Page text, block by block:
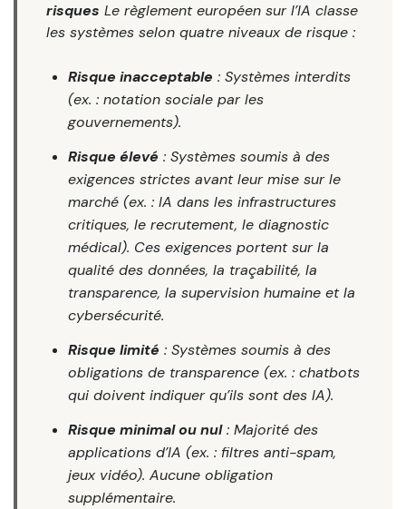
risques Le règlement européen sur l’IA classe
les systèmes selon quatre niveaux de risque :
Risque inacceptable : Systèmes interdits
(ex. : notation sociale par les
gouvernements).
Risque élevé : Systèmes soumis à des
exigences strictes avant leur mise sur le
marché (ex. : IA dans les infrastructures
critiques, le recrutement, le diagnostic
médical). Ces exigences portent sur la
qualité des données, la traçabilité, la
transparence, la supervision humaine et la
cybersécurité.
Risque limité : Systèmes soumis à des
obligations de transparence (ex. : chatbots
qui doivent indiquer qu’ils sont des IA).
Risque minimal ou nul: Majorité des
applications d’IA (ex. : filtres anti-spam,
jeux vidéo). Aucune obligation
supplémentaire.